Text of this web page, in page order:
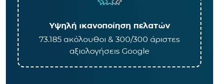
Υψηλή ικανοποίηση πελατών
73.185 ακόλουθοι & 300/300 άριστες
αξιολογήσεις Google